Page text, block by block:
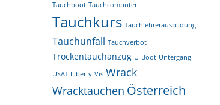
Tauchboot Tauchcomputer
Tauchkurs Tauchlehrerausbildung
Tauchunfall Tauchverbot
Trockentauchanzug U-Boot Untergang
USAT Liberty Vis Wrack
Wracktauchen Österreich